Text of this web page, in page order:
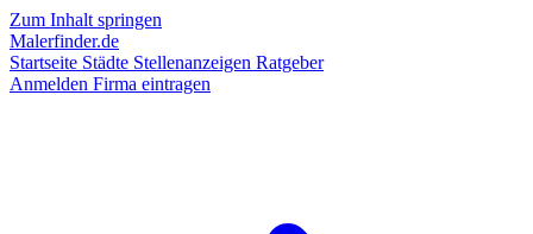
Zum Inhalt springen
Malerfinder.de
Startseite Städte Stellenanzeigen Ratgeber
Anmelden Firma eintragen